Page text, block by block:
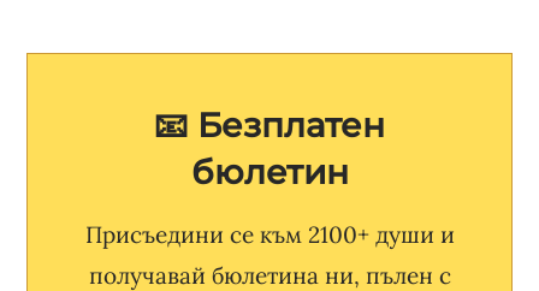
📧 Безплатен
бюлетин
Присъедини се към 2100+ души и
получавай бюлетина ни, пълен с